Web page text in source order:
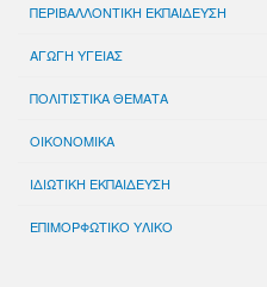
ΠΕΡΙΒΑΛΛΟΝΤΙΚΗ ΕΚΠΑΙΔΕΥΣΗ
ΑΓΩΓΗ ΥΓΕΙΑΣ
ΠΟΛΙΤΙΣΤΙΚΑ ΘΕΜΑΤΑ
ΟΙΚΟΝΟΜΙΚΑ
ΙΔΙΩΤΙΚΗ ΕΚΠΑΙΔΕΥΣΗ
ΕΠΙΜΟΡΦΩΤΙΚΟ ΥΛΙΚΟ